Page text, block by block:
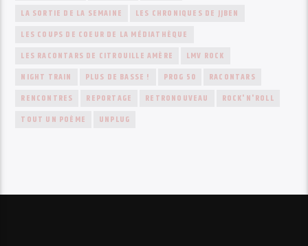
LA SORTIE DE LA SEMAINE
LES CHRONIQUES DE JJBEN
LES COUPS DE COEUR DE LA MÉDIATHÈQUE
LES RACONTARS DE CITROUILLE AMÈRE
LMV ROCK
NIGHT TRAIN
PLUS DE BASSE ! PROG 50
RACONTARS
RENCONTRES
REPORTAGE RETRONOUVEAU
ROCK'N'ROLL
TOUT UN POÈME
UNPLUG